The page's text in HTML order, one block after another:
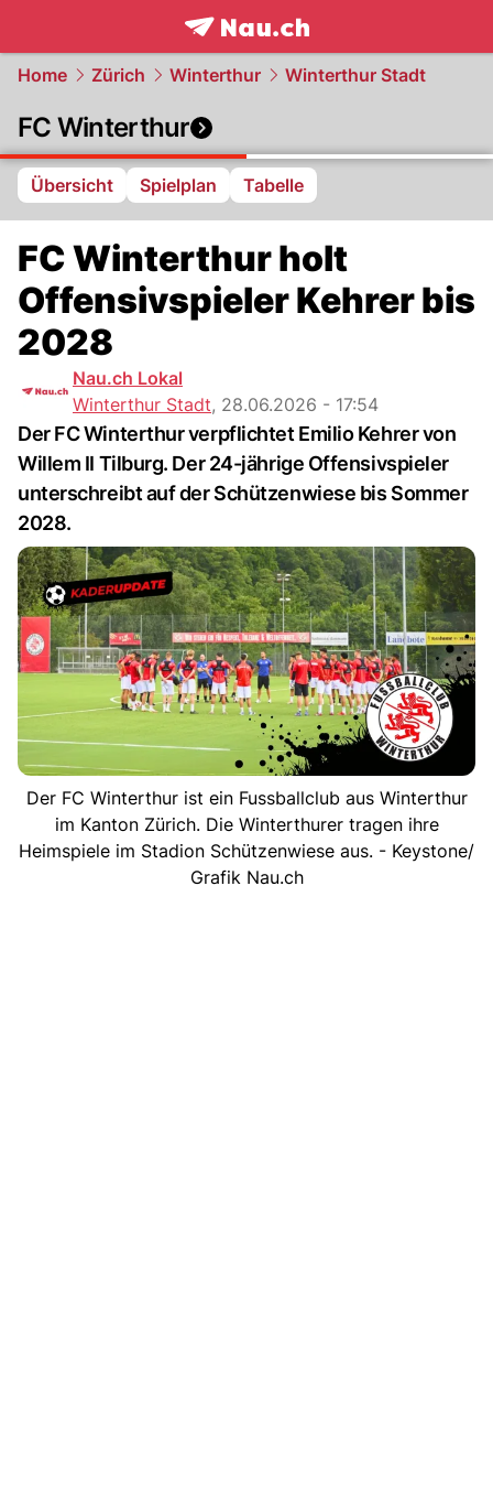
frontpage.NAU.ch
Home Zürich Winterthur Winterthur Stadt
FC Winterthur
Übersicht Spielplan Tabelle
FC Winterthur holt
Offensivspieler Kehrer bis
2028
Nau.ch Lokal
Winterthur Stadt, 28.06.2026 - 17:54
Der FC Winterthur verpflichtet Emilio Kehrer von
Willem II Tilburg. Der 24-jährige Offensivspieler
unterschreibt auf der Schützenwiese bis Sommer
2028.
Der FC Winterthur ist ein Fussballclub aus Winterthur
im Kanton Zürich. Die Winterthurer tragen ihre
Heimspiele im Stadion Schützenwiese aus. - Keystone/
Grafik Nau.ch